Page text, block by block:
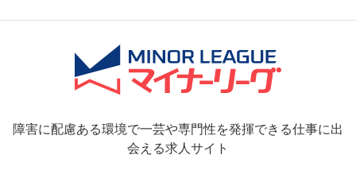
障害に配慮ある環境で一芸や専門性を発揮できる仕事に出
会える求人サイト